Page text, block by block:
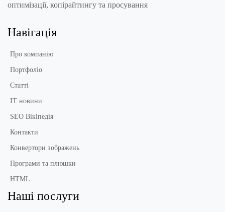
оптимізації, копірайтингу та просування
Навігація
Про компанію
Портфоліо
Статті
IT новини
SEO Вікіпедія
Контакти
Конвертори зображень
Програми та плюшки
HTML
Наші послуги